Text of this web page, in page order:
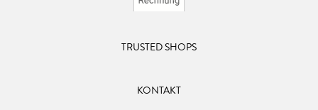
TRUSTED SHOPS
KONTAKT